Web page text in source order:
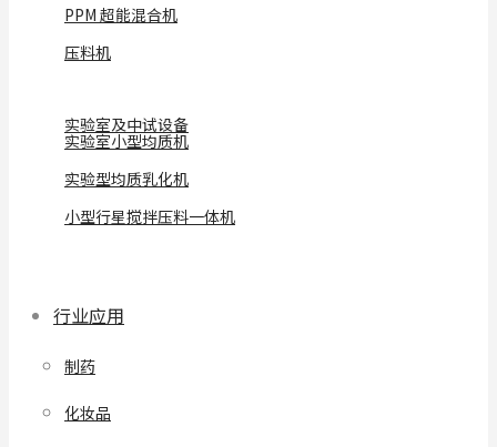
PPM 超能混合机
压料机
实验室及中试设备
实验室小型均质机
实验型均质乳化机
小型行星搅拌压料一体机
行业应用
制药
化妆品